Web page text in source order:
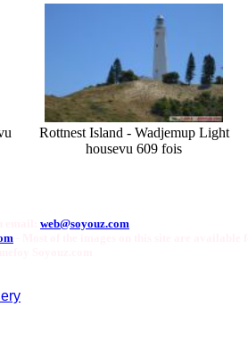
Rottnest Island - Wadjemup Light
housevu 609 fois
web@soyouz.com